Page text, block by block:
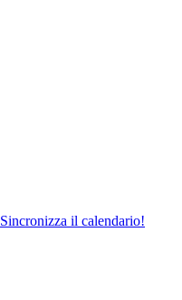
Sincronizza il calendario!